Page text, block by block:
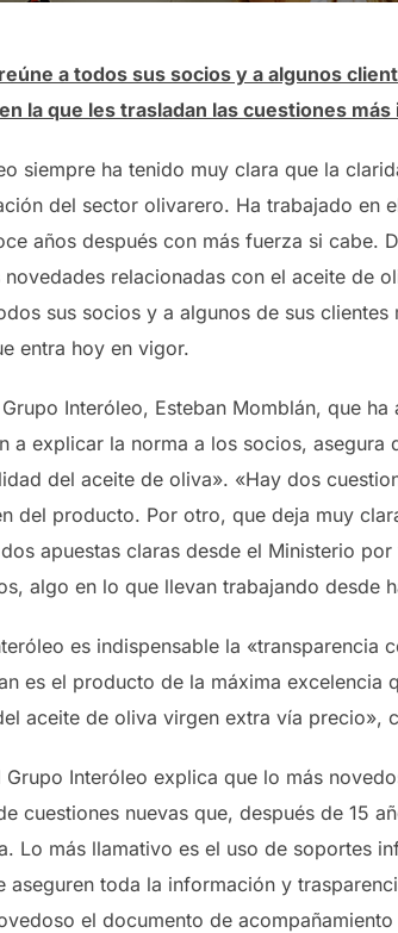
a todos sus socios y a algunos
la que les trasladan las cuestiones
siempre ha tenido muy clara que la
del sector olivarero. Ha trabajado en
años después con más fuerza si cabe.
novedades relacionadas con el aceite de
sus socios y a algunos de sus
entra hoy en vigor.
Interóleo, Esteban Momblán, que
a explicar la norma a los socios,
del aceite de oliva». «Hay dos
del producto. Por otro, que deja muy
apuestas claras desde el Ministerio
algo en lo que llevan trabajando desde
es indispensable la
es el producto de la máxima excelencia
aceite de oliva virgen extra vía precio»,
Grupo Interóleo explica que lo más
cuestiones nuevas que, después de 15
Lo más llamativo es el uso de soportes
aseguren toda la información y
el documento de